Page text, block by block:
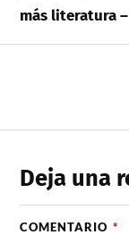
más literatura
Deja una
COMENTARIO *